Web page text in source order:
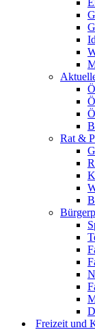
Rat &
Freizeit und